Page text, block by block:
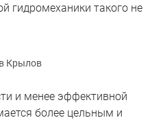
гидромеханики такого не
Крылов
и менее эффективной
более цельным и